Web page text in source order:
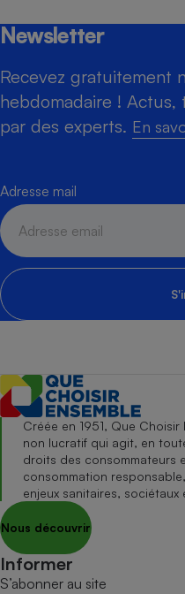
Newsletter
Recevez gratuitement
hebdomadaire ! Actus,
par des experts. En
Adresse mail
Créée en 1951, Que
non lucratif qui agit, en
droits des consommateurs
consommation
enjeux sanitaires, sociétaux
Nous découvrir
Informer
S’abonner au site